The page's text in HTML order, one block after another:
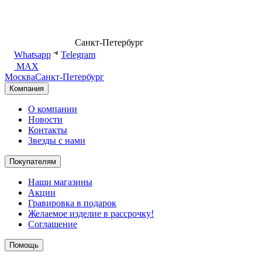
Санкт-Петербург
Whatsapp
Telegram
MAX
МоскваСанкт-Петербург
Компания
О компании
Новости
Контакты
Звезды с нами
Покупателям
Наши магазины
Акции
Гравировка в подарок
Желаемое изделие в рассрочку!
Соглашение
Помощь